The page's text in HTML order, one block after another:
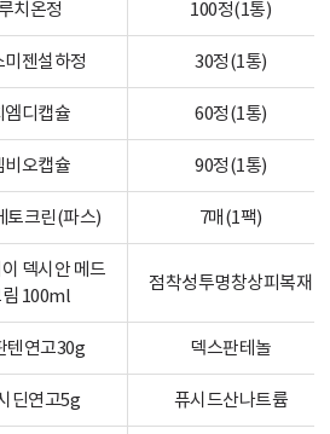
치온정 100정(1통)
미젠설하정 30정(1통)
엠디캡슐 60정(1통)
비오캡슐 90정(1통)
토크린(파스) 7매(1팩)
덱시안 메드
100ml
점착성투명창상피복재
텐연고30g 덱스판테놀
딘연고5g 퓨시드산나트륨